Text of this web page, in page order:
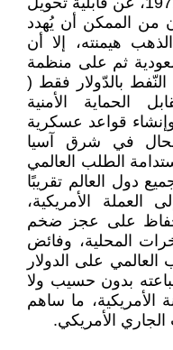
من الممكن أن يُهدد
هيمنته، إلا أن
ثم على منظمة
بالدّولار فقط (
الحماية الأمنية
وإنشاء قواعد عسكرية
في شرق آسيا
الطلب العالمي
دول العالم تقريبًا
العملة الأمريكية،
على عجز ضخم
المحلية، وفائض
على الدولار
بدون حسيب ولا
ما ساهم
الأمريكي.